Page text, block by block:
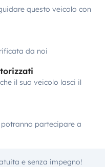
questo veicolo con
da noi
il suo veicolo lasci il
partecipare a
e senza impegno!